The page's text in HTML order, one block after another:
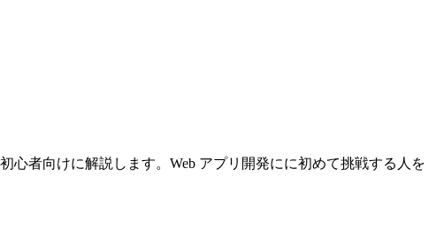
心者向けに解説します。Web アプリ開発にに初めて挑戦する人を